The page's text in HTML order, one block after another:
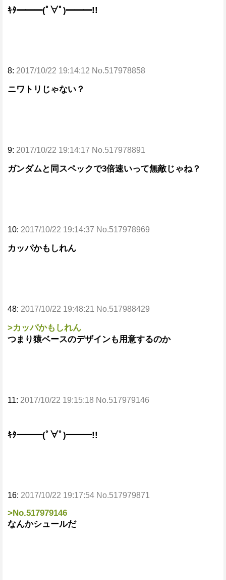
ｷﾀ━━━(ﾟ∀ﾟ)━━━!!
8: 2017/10/22 19:14:12 No.517978858
ニワトリじゃない？
9: 2017/10/22 19:14:17 No.517978891
ガンダムと同スペックで3倍速いって無敵じゃね？
10: 2017/10/22 19:14:37 No.517978969
カッパかもしれん
48: 2017/10/22 19:48:21 No.517988429
>カッパかもしれん
つまり猿ベースのデザインも用意するのか
11: 2017/10/22 19:15:18 No.517979146
ｷﾀ━━━(ﾟ∀ﾟ)━━━!!
16: 2017/10/22 19:17:54 No.517979871
>No.517979146
なんかシュールだ